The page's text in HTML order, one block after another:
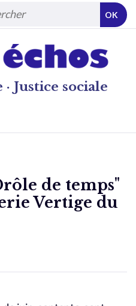
Justice sociale
OK
de temps"
Vertige du